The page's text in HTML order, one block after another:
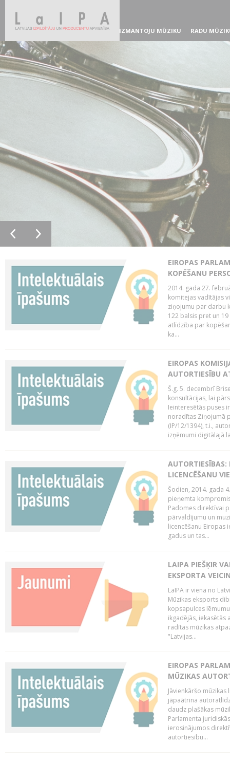
IZMANTOJU MŪZIKU RADU
EIROPAS
KOPĒŠANU
2014. gada 27.
komitejas vadītājas
ziņojumu par darbu
122 balsis pret un
atlīdzība par
ka...
EIROPAS
AUTORTIESĪBU
Š.g. 5. decembrī
konsultācijas, lai
Ieinteresētās puses
noradītas Ziņojumā
(IP/12/1394), t.i.,
izņēmumi digitālajā
AUTORTIESĪBAS:
LICENCĒŠANU
Šodien, 2014. gada
pieņemta
Padomes direktīvai
pārvaldījumu un
licencēšanu Eiropas
gadus un tas...
LAIPA PIEŠĶIR
EKSPORTA
LaIPA ir viena no
Mūzikas eksports
kopsapulces
ikgadējās, iekasētās
radītas mūzikas
"Latvijas...
EIROPAS
MŪZIKAS
Jāvienkāršo
jāpaātrina
daudz plašākas
Parlamenta
ierosinājumos
autortiesību...